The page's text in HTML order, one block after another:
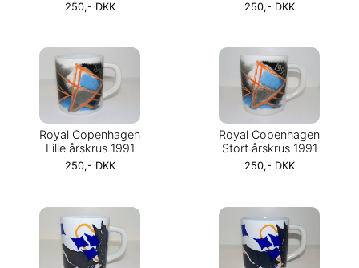
250,- DKK 250,- DKK
Royal Copenhagen
Lille årskrus 1991
250,- DKK
Royal Copenhagen
Stort årskrus 1991
250,- DKK